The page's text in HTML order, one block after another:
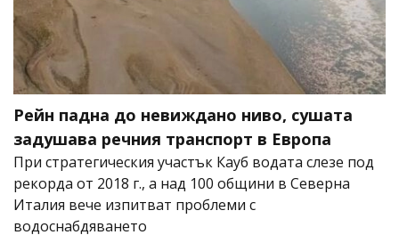
Рейн падна до невиждано ниво, сушата
задушава речния транспорт в Европа
При стратегическия участък Кауб водата слезе под
рекорда от 2018 г., а над 100 общини в Северна
Италия вече изпитват проблеми с
водоснабдяването